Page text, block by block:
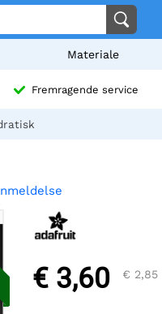
Materiale
Fremragende service
€ 3,60 € 2,85